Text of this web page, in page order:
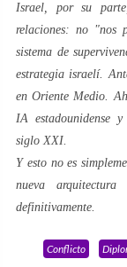
Israel, por su
relaciones: no "nos
sistema de
estrategia israelí.
en Oriente Medio.
IA estadounidense
siglo XXI.
Y esto no es
nueva
definitivamente.
Conflicto